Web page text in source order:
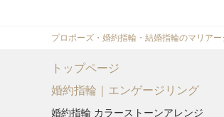
プロポーズ・婚約指輪・結婚指輪のマリア
トップページ
婚約指輪｜エンゲージリング
婚約指輪 カラーストーンアレンジ